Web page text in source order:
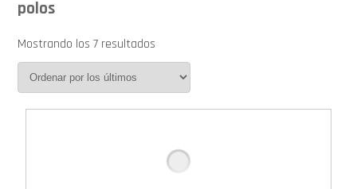
Calendario de Adviento
Cover Pop!
polos
Mostrando los 7 resultados